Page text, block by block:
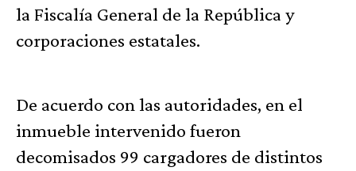
la Fiscalía General de la República y
corporaciones estatales.
De acuerdo con las autoridades, en el
inmueble intervenido fueron
decomisados 99 cargadores de distintos